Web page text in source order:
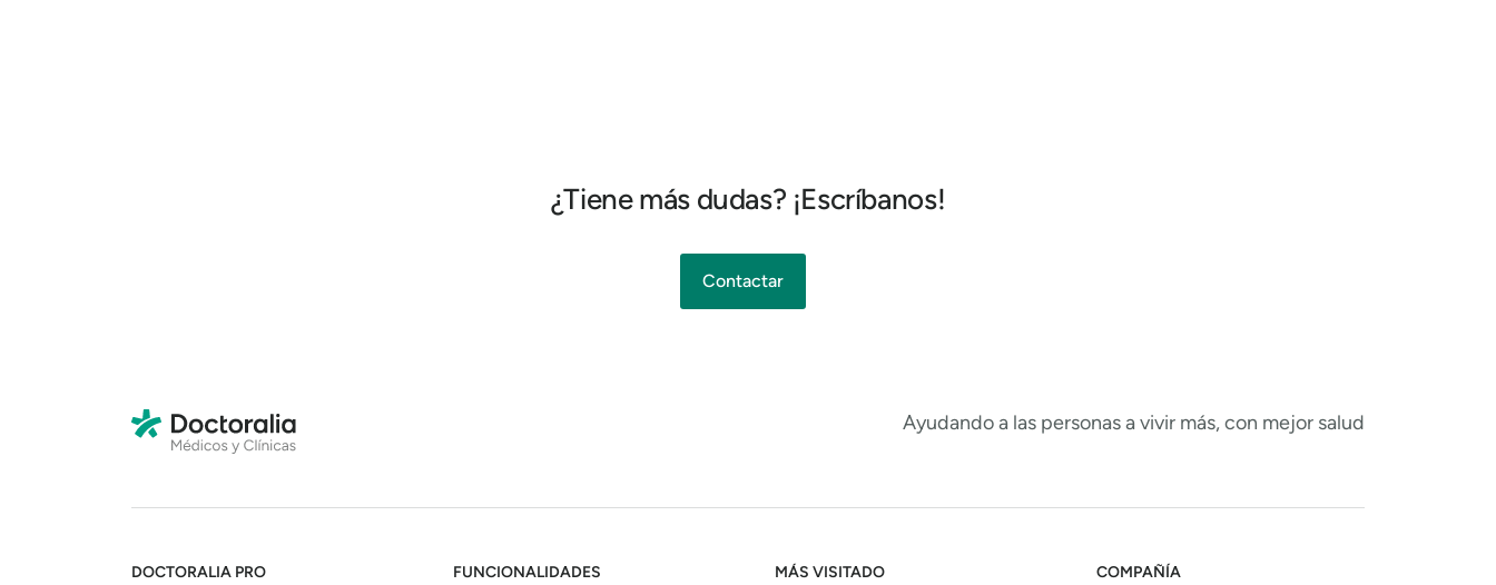
¿Tiene más dudas? ¡Escríbanos!
Contactar
Ayudando a las personas a vivir más, con mejor salud
DOCTORALIA PRO FUNCIONALIDADES MÁS VISITADO COMPAÑÍA